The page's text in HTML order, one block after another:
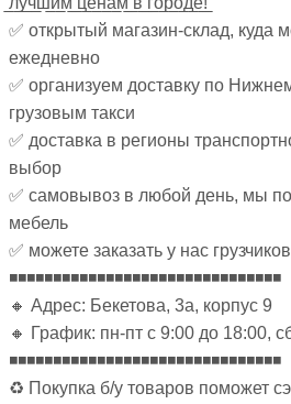
✅ открытый магазин-склад, куда
ежедневно
✅ организуем доставку по
грузовым такси
✅ доставка в регионы
выбор
✅ самовывоз в любой день, мы
мебель
✅ можете заказать у нас
◾◾◾◾◾◾◾◾◾◾◾◾◾◾◾◾◾◾◾◾◾◾◾◾◾◾◾◾◾◾◾
🔸 Адрес: Бекетова, 3а, корпус 9
🔸 График: пн-пт с 9:00 до 18:00,
◾◾◾◾◾◾◾◾◾◾◾◾◾◾◾◾◾◾◾◾◾◾◾◾◾◾◾◾◾◾◾
♻ Покупка б/у товаров поможет